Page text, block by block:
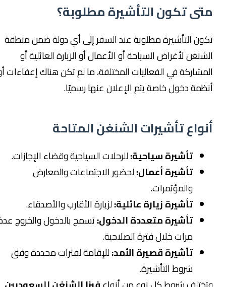
متى تكون التأشيرة مطلوبة؟
تكون التأشيرة مطلوبة عند السفر إلى أي دولة ضمن منطقة
الشنغن لأغراض السياحة أو الأعمال أو الزيارة العائلية أو
المشاركة في الفعاليات المختلفة، ما لم تكن هناك إعفاءات أو
أنظمة دخول خاصة يتم الإعلان عنها رسميًا.
أنواع تأشيرات الشنغن المتاحة
تأشيرة سياحية:للرحلات السياحية وقضاء الإجازات.
تأشيرة أعمال:لحضور الاجتماعات والمعارض
والمؤتمرات.
تأشيرة زيارة عائلية:لزيارة الأقارب والأصدقاء.
تأشيرة متعددة الدخول:تسمح بالدخول والخروج عدة
مرات خلال فترة الصلاحية.
تأشيرة قصيرة الأمد:للإقامة لفترات محددة وفق
شروط التأشيرة.